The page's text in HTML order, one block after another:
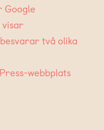
Google
visar
två olika
webbplats